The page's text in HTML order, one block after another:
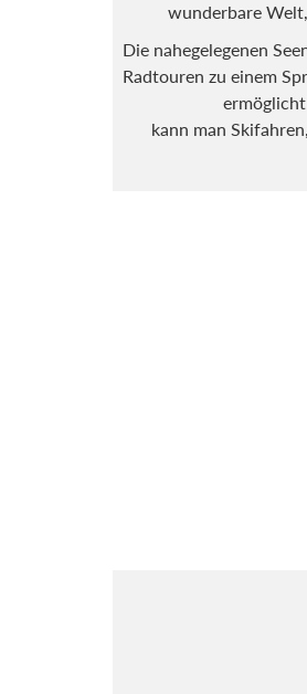
wunderbare
Die nahegelegenen
und Radtouren zu
Bergwelt
kann man